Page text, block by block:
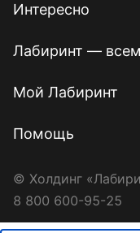
Интересно
Лабиринт — всем
Мой Лабиринт
Помощь
© Холдинг
8 800 600-95-25